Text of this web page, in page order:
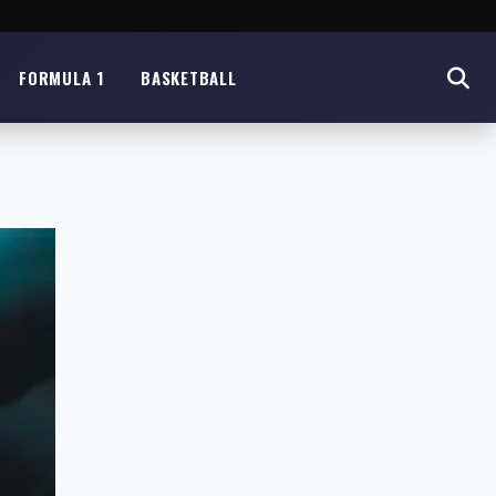
FORMULA 1 BASKETBALL